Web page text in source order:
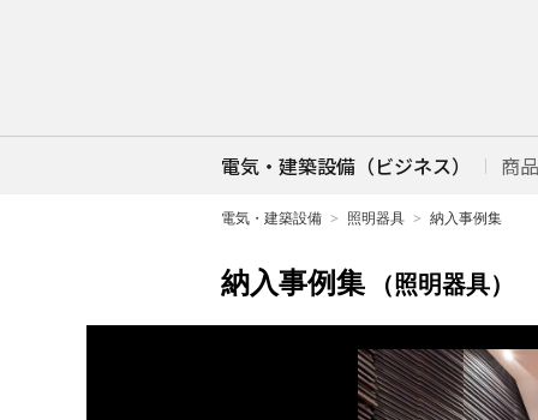
電気・建築設備（ビジネス） 商
電気・建築設備 照明器具 納入事例集
納入事例集 （照明器具）